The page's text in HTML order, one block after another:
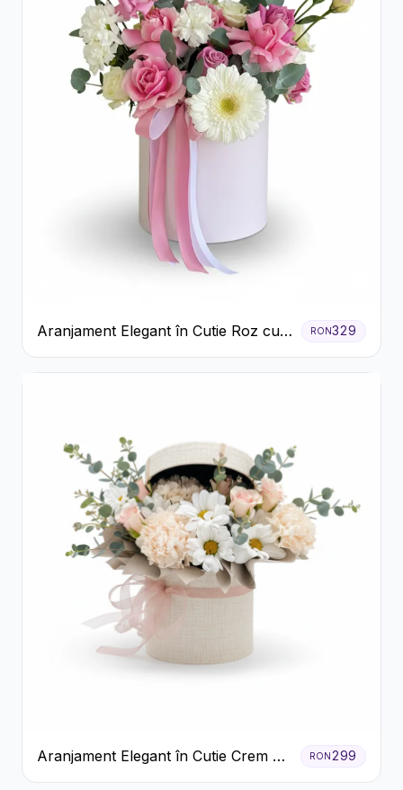
Aranjament Elegant în Cutie Roz cu
Trandafiri și Gerbera
RON329
Aranjament Elegant în Cutie Crem cu
Crizanteme și Trandafiri
RON299